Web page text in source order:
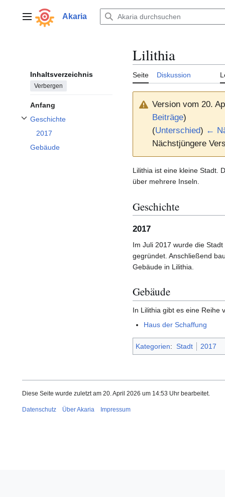
springenHauptmenüAkaria
Inhaltsverzeichnis
Verbergen
Anfang
Geschichte
Unterabschnitt Geschichte umschalten
2017
Gebäude
Lilithia
Seite Diskussion
Version vom 20.
Beiträge)
(Unterschied) ←
Nächstjüngere
Lilithia ist eine kleine Stadt.
über mehrere Inseln.
Geschichte
2017
Im Juli 2017 wurde die
gegründet. Anschließend
Gebäude in Lilithia.
Gebäude
In Lilithia gibt es eine Reihe
Haus der Schaffung
Kategorien: Stadt 2017
Diese Seite wurde zuletzt am 20. April 2026 um 14:53 Uhr bearbeitet.
Datenschutz Über Akaria Impressum